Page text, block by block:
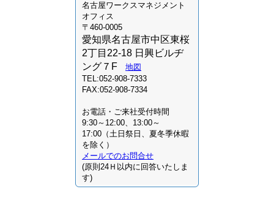
名古屋ワークスマネジメント
オフィス
〒460-0005
愛知県名古屋市中区東桜
2丁目22-18 日興ビルヂ
ング７F
地図
TEL:052-908-7333
FAX:052-908-7334
お電話・ご来社受付時間
9:30～12:00、13:00～
17:00（土日祭日、夏冬季休暇
を除く）
メールでのお問合せ
(原則24Ｈ以内に回答いたしま
す)